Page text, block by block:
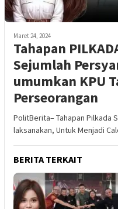
Maret 24, 2024
Tahapan
Sejumlah
umumkan KPU
Perseorangan
PolitBerita– Tahapan Pilkada
laksanakan, Untuk Menjadi
BERITA TERKAIT